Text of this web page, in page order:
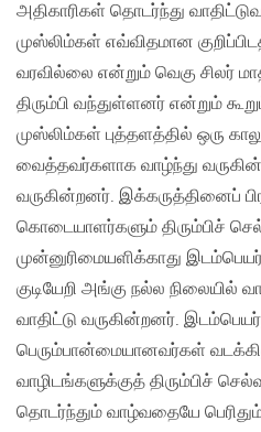
அதிகாரிகள் தொடர்ந்து
முஸ்லிம்கள் எவ்விதமான
வரவில்லை என்றும் வெகு சிலர்
திரும்பி வந்துள்ளனர் என்றும்
முஸ்லிம்கள் புத்தளத்தில் ஒரு
வைத்தவர்களாக வாழ்ந்து
வருகின்றனர். இக்கருத்தினைப்
கொடையாளர்களும் திரும்பிச்
முன்னுரிமையளிக்காது
குடியேறி அங்கு நல்ல நிலையில்
வாதிட்டு வருகின்றனர்.
பெரும்பான்மையானவர்கள்
வாழிடங்களுக்குத் திரும்பிச்
தொடர்ந்தும் வாழ்வதையே